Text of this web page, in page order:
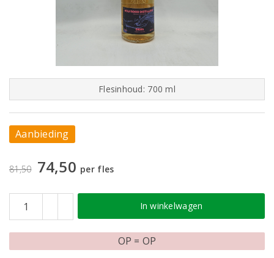
Flesinhoud: 700 ml
Aanbieding
81,50 74,50 per fles
In winkelwagen
OP = OP